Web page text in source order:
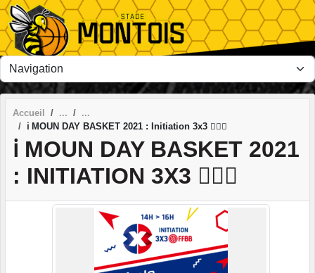
Accueil
ℹ️ MOUN DAY BASKET 2021 : Initiation 3x3 ⛹🏽🏀
ℹ️ MOUN DAY BASKET 2021
: INITIATION 3X3 ⛹🏽🏀
Panneau de gestion des cookies